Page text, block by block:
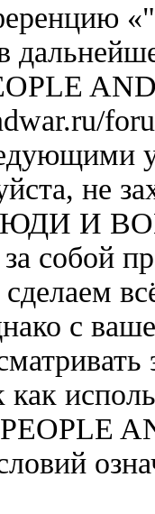
не
И
собой
с
как